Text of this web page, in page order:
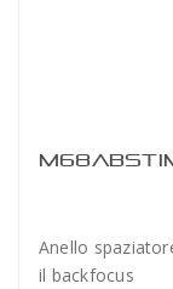
Anello
il backfocus